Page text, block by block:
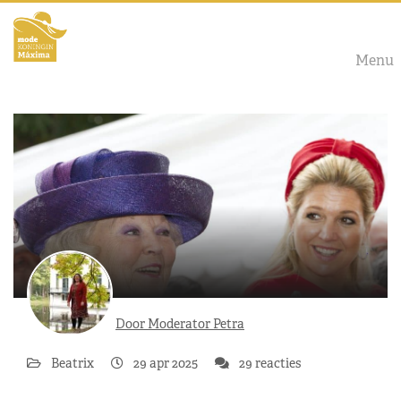
Menu
Door Moderator Petra
Beatrix 29 apr 2025 29 reacties